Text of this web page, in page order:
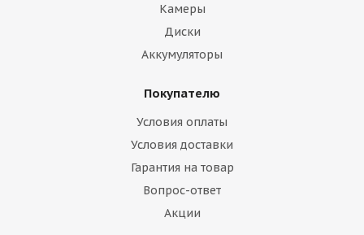
Камеры
Диски
Аккумуляторы
Покупателю
Условия оплаты
Условия доставки
Гарантия на товар
Вопрос-ответ
Акции